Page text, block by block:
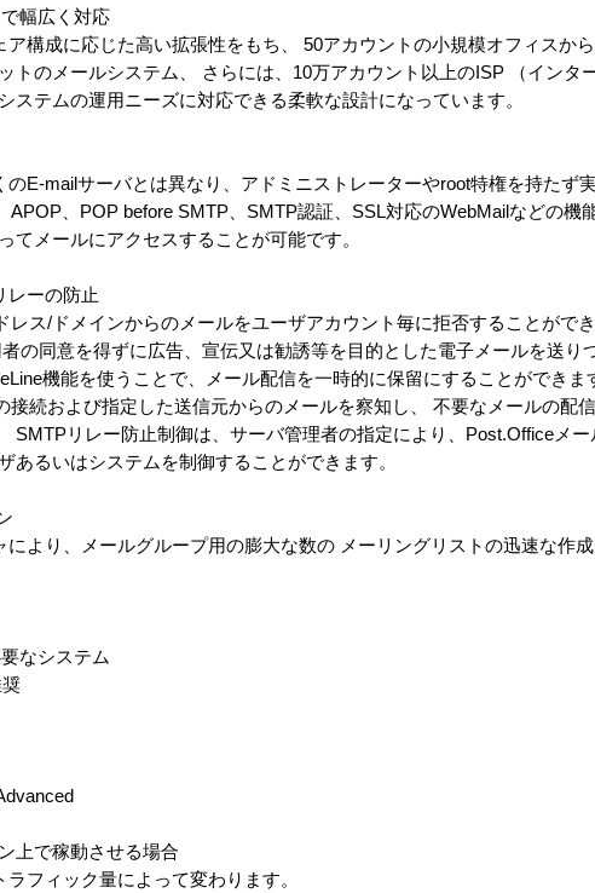
幅広く対応
構成に応じた高い拡張性をもち、 50アカウントの小規模オフィスか
トのメールシステム、 さらには、10万アカウント以上のISP （インタ
ステムの運用ニーズに対応できる柔軟な設計になっています。
E-mailサーバとは異なり、アドミニストレーターやroot特権を持たず
APOP、POP before SMTP、SMTP認証、SSL対応のWebMailなどの機
てメールにアクセスすることが可能です。
レーの防止
レス/ドメインからのメールをユーザアカウント毎に拒否することがで
の同意を得ずに広告、宣伝又は勧誘等を目的とした電子メールを送り
機能を使うことで、メール配信を一時的に保留にすることができま
接続および指定した送信元からのメールを察知し、 不要なメールの配
SMTPリレー防止制御は、サーバ管理者の指定により、Post.Officeメ
あるいはシステムを制御することができます。
により、メールグループ用の膨大な数の メーリングリストの迅速な作
なシステム
上で稼動させる場合
フィック量によって変わります。